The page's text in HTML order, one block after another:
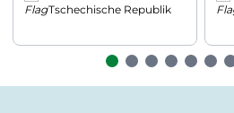
Tschechische Republik